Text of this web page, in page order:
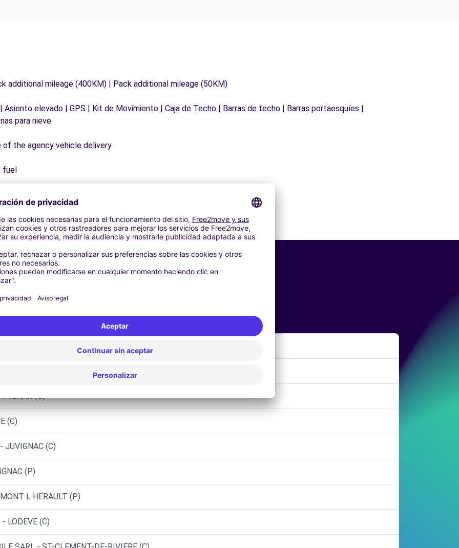
additional mileage (400KM) | Pack additional mileage (50KM)
elevado | GPS | Kit de Movimiento | Caja de Techo | Barras de techo | Barras portaesquíes |
para nieve
the agency vehicle delivery
fuel
Agencias similares
JEAN-DE-VEDAS (C)
L'HERAULT (C)
PIGNAN (C)
(C)
JUVIGNAC (C)
(P)
L HERAULT (P)
LODEVE (C)